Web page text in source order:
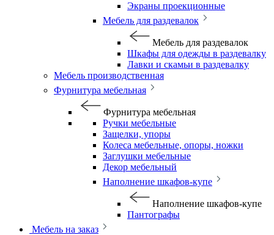
Экраны проекционные
Мебель для раздевалок
Мебель для раздевалок
Шкафы для одежды в раздевалку
Лавки и скамьи в раздевалку
Мебель производственная
Фурнитура мебельная
Фурнитура мебельная
Ручки мебельные
Защелки, упоры
Колеса мебельные, опоры, ножки
Заглушки мебельные
Декор мебельный
Наполнение шкафов-купе
Наполнение шкафов-купе
Пантографы
Мебель на заказ